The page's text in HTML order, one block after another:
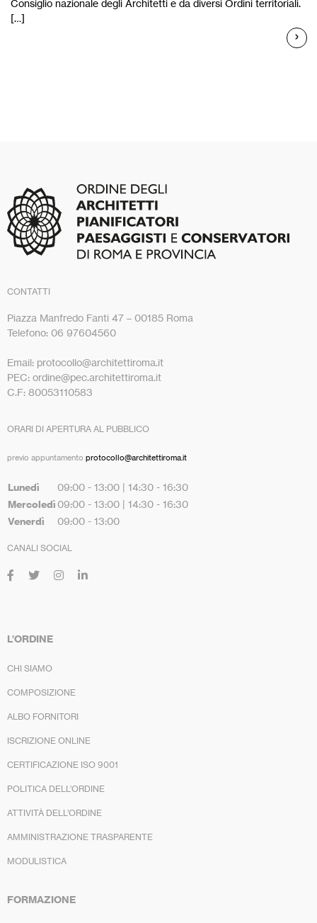
Consiglio nazionale degli Architetti e da diversi Ordini territoriali.
[…]
CONTATTI
Piazza Manfredo Fanti 47 – 00185 Roma
Telefono: 06 97604560
Email: protocollo@architettiroma.it
PEC: ordine@pec.architettiroma.it
C.F: 80053110583
ORARI DI APERTURA AL PUBBLICO
previo appuntamento protocollo@architettiroma.it
Lunedì 09:00 - 13:00 | 14:30 - 16:30
Mercoledì 09:00 - 13:00 | 14:30 - 16:30
Venerdì 09:00 - 13:00
CANALI SOCIAL
L’ORDINE
CHI SIAMO
COMPOSIZIONE
ALBO FORNITORI
ISCRIZIONE ONLINE
CERTIFICAZIONE ISO 9001
POLITICA DELL’ORDINE
ATTIVITÀ DELL’ORDINE
AMMINISTRAZIONE TRASPARENTE
MODULISTICA
FORMAZIONE